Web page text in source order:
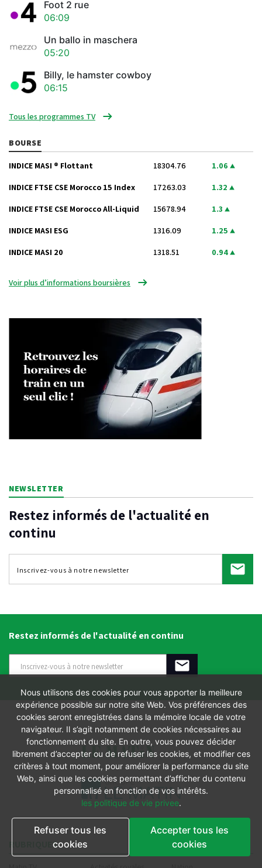
Foot 2 rue
06:09
Un ballo in maschera
05:20
Billy, le hamster cowboy
06:15
Tous les programmes TV
BOURSE
INDICE MASI ® Flottant 18304.76 1.06
INDICE FTSE CSE Morocco 15 Index 17263.03 1.32
INDICE FTSE CSE Morocco All-Liquid 15678.94 1.3
INDICE MASI ESG 1316.09 1.25
INDICE MASI 20 1318.51 0.94
Voir plus d’informations boursières
NEWSLETTER
Restez informés de l'actualité en
continu
Restez informés de l'actualité en continu
RUBRIQUES
Nous utilisons des cookies pour vous apporter la meilleure
expérience possible sur notre site Web. Vos préférences des
cookies seront enregistrées dans la mémoire locale de votre
navigateur. Il s’agit notamment de cookies nécessaires au
fonctionnement du site. En outre, vous pouvez décider
librement d’accepter ou de refuser les cookies, et modifier ces
critères à tout moment, pour améliorer la performance du site
Web, ainsi que les cookies permettant d’afficher du contenu
personnalisé en fonction de vos intérêts.
les politique de vie privee.
Refuser tous les
cookies
Accepter tous les
cookies